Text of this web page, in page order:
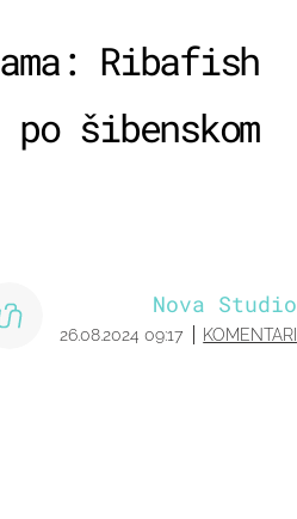
Ribafish
šibenskom
Nova Studio
26.08.2024 09:17 KOMENTARI